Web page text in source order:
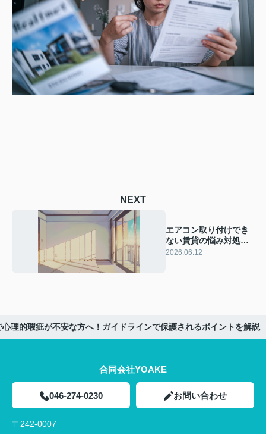
NEXT
エアコン取り付けでき
ない賃貸の悩み対処法
はある？賃貸での対処
2026.06.12
心理的瑕疵が不安な方へ！ガイドラインで保護されるポイントを解説
合同会社YOAKE
046-274-0230 お問い合わせ
〒242-0007